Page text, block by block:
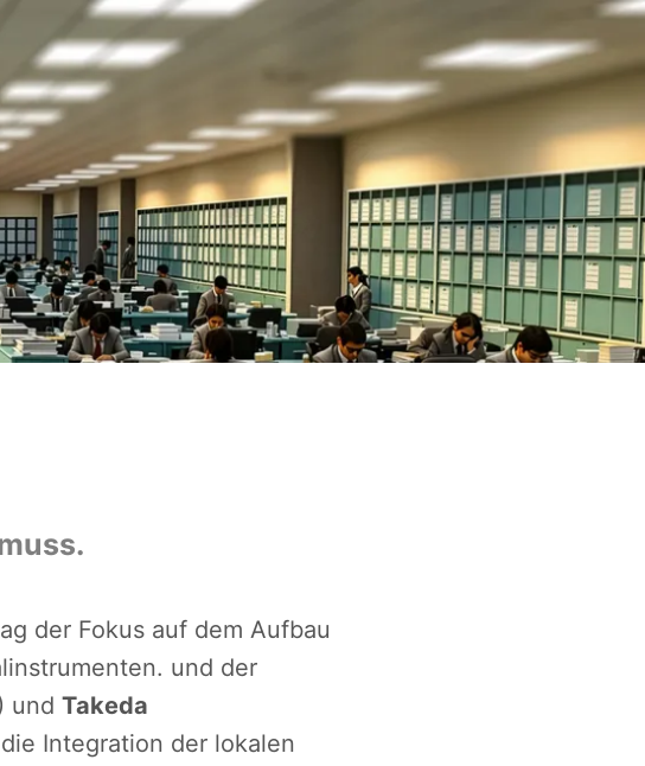
der Fokus auf dem Aufbau
und der
und Takeda
Integration der lokalen